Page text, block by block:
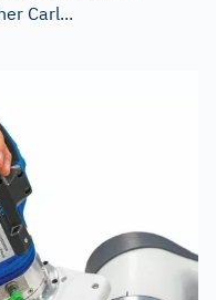
Carl...